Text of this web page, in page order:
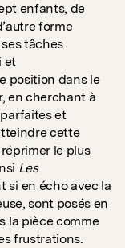
enfants, de
forme
tâches
et
position dans le
en cherchant à
et
cette
le plus
Les
si en écho avec la
sont posés en
la pièce comme
frustrations.